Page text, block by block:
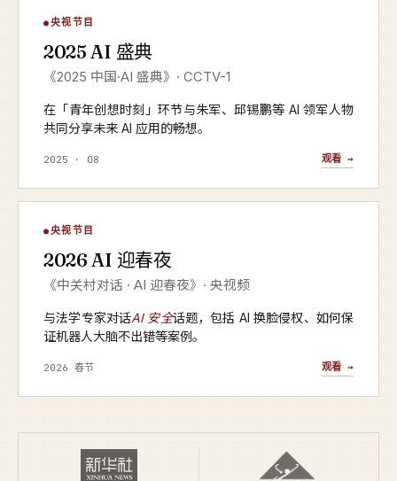
AI 盛典
CCTV-1 · 2025 年度
央视节目
2025 AI 盛典
《2025 中国·AI 盛典》· CCTV-1
在「青年创想时刻」环节与朱军、邱锡鹏等 AI 领军人物
共同分享未来 AI 应用的畅想。
2025 · 08 观看 →
AI 迎春夜
央视频 · 2026
央视节目
2026 AI 迎春夜
《中关村对话 · AI 迎春夜》· 央视频
与法学专家对话AI 安全话题，包括 AI 换脸侵权、如何保
证机器人大脑不出错等案例。
2026 春节 观看 →